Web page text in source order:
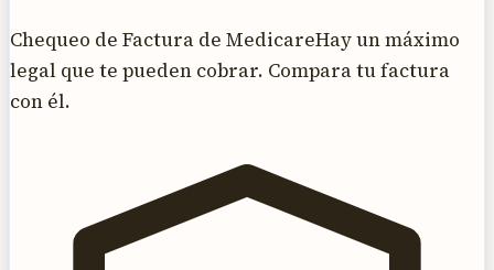
Chequeo de Factura de MedicareHay un máximo
legal que te pueden cobrar. Compara tu factura
con él.